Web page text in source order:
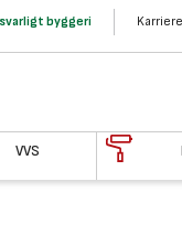
byggeri Karriere
VVS